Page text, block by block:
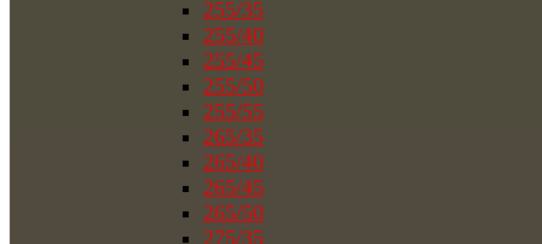
255/35
255/40
255/45
255/50
255/55
265/35
265/40
265/45
265/50
275/35